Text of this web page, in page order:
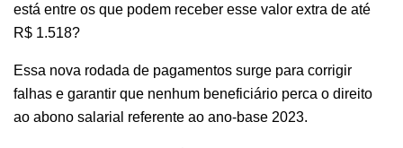
está entre os que podem receber esse valor extra de até
R$ 1.518?
Essa nova rodada de pagamentos surge para corrigir
falhas e garantir que nenhum beneficiário perca o direito
ao abono salarial referente ao ano-base 2023.